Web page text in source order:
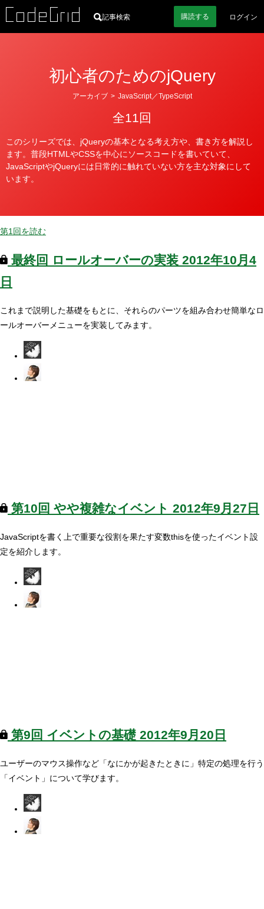
記事検索 購読する ログイン
初心者のためのjQuery
ー
アーカイブ > JavaScript／TypeScript
全11回
このシリーズでは、jQueryの基本となる考え方や、書き方を解説し
ます。普段HTMLやCSSを中心にソースコードを書いていて、
JavaScriptやjQueryには日常的に触れていない方を主な対象にして
います。
第1回を読む
最終回 ロールオーバーの実装 2012年10月4
日
これまで説明した基礎をもとに、それらのパーツを組み合わせ簡単なロ
ールオーバーメニューを実装してみます。
第10回 やや複雑なイベント 2012年9月27日
JavaScriptを書く上で重要な役割を果たす変数thisを使ったイベント設
定を紹介します。
第9回 イベントの基礎 2012年9月20日
ユーザーのマウス操作など「なにかが起きたときに」特定の処理を行う
「イベント」について学びます。